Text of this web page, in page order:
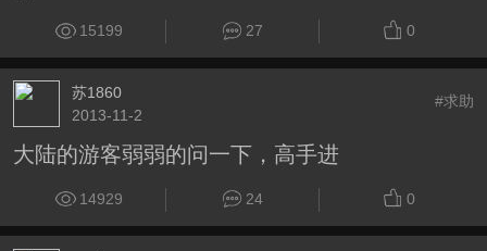
15199 27 0
苏1860
2013-11-2
#求助
大陆的游客弱弱的问一下，高手进
14929 24 0